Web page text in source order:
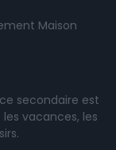
Maison
secondaire est
vacances, les